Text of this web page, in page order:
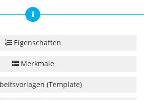
Eigenschaften
Merkmale
(Template)